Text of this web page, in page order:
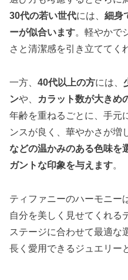
30代の若い世代には、 細身
ーが似合います。軽やかで
さと清潔感を引き立ててく
一方、 40代以上の方には、
ンや、 カラット数が大きめ
年齢を重ねるごとに、手元
ンスが良く、華やかさが増
などの温かみのある色味を
ガントな印象を与えます。
ティファニーのハーモニー
自分を美しく見せてくれる
ステージに合わせて最適な
長く愛用できるジュエリー